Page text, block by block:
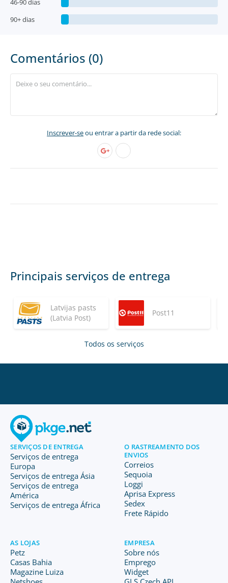
46-90 dias
90+ dias
Comentários (0)
Inscrever-seou entrar a partir da rede social:
Principais serviços de entrega
Latvijas pasts
(Latvia Post)
Post11
Todos os serviços
SERVIÇOS DE ENTREGA
Serviços de entrega
Europa
Serviços de entrega Ásia
Serviços de entrega
América
Serviços de entrega África
O RASTREAMENTO DOS
ENVIOS
Correios
Sequoia
Loggi
Aprisa Express
Sedex
Frete Rápido
AS LOJAS
Petz
Casas Bahia
Magazine Luiza
EMPRESA
Sobre nós
Emprego
Widget